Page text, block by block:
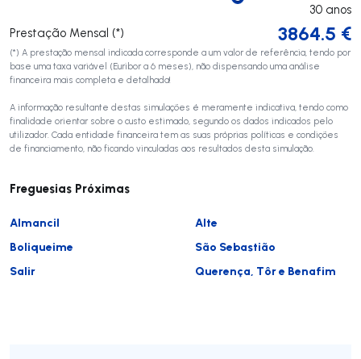
30 anos
Prestação Mensal (*)
3864.5 €
(*) A prestação mensal indicada corresponde a um valor de referência, tendo por
base uma taxa variável (Euribor a 6 meses), não dispensando uma análise
financeira mais completa e detalhada!
A informação resultante destas simulações é meramente indicativa, tendo como
finalidade orientar sobre o custo estimado, segundo os dados indicados pelo
utilizador. Cada entidade financeira tem as suas próprias políticas e condições
de financiamento, não ficando vinculadas aos resultados desta simulação.
Freguesias Próximas
Almancil
Alte
Boliqueime
São Sebastião
Salir
Querença, Tôr e Benafim